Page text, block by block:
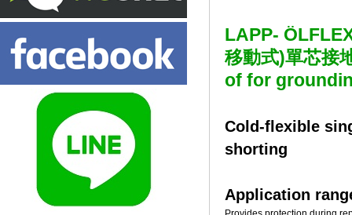
LAPP-
移動式)單芯
of for
Cold-flexible
shorting
Application